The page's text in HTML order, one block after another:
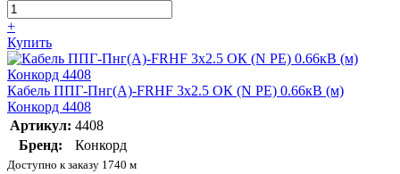
+
Купить
Кабель ППГ-Пнг(А)-FRHF 3х2.5 ОК (N PE) 0.66кВ (м)
Конкорд 4408
Артикул: 4408
Бренд:
Конкорд
Доступно к заказу 1740 м